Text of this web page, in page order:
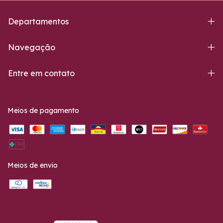
Departamentos
Navegação
Entre em contato
Meios de pagamento
Meios de envio